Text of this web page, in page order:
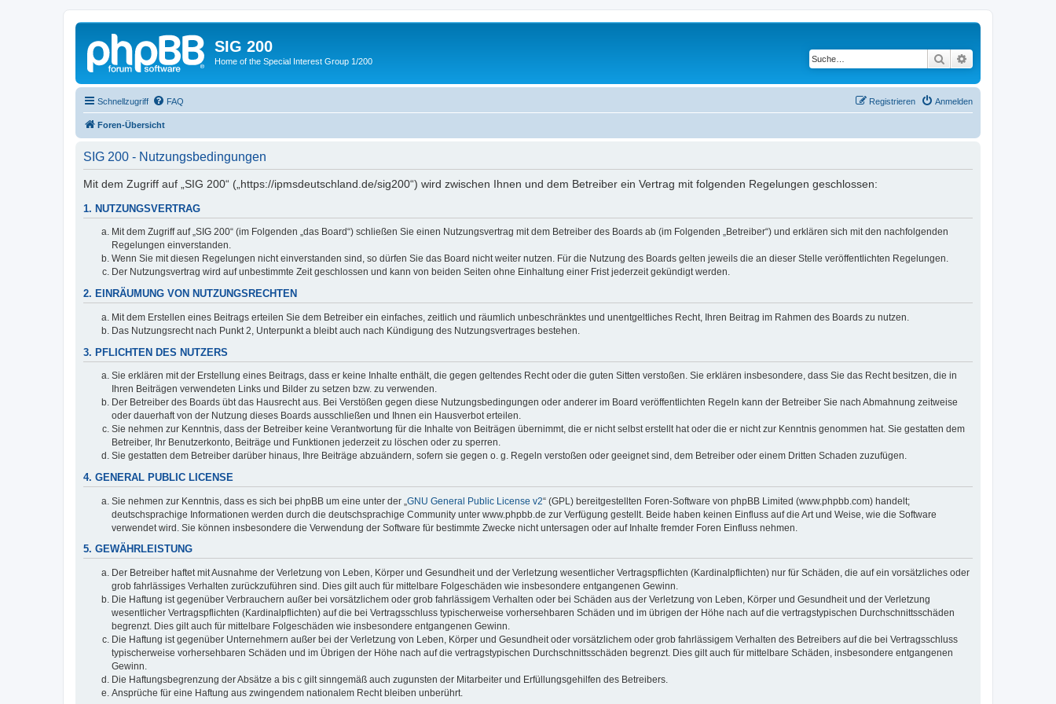
SIG 200
Home of the Special Interest Group 1/200 Suche
Schnellzugriff FAQ Anmelden
Registrieren
Foren-Übersicht
SIG 200 - Nutzungsbedingungen
Mit dem Zugriff auf „SIG 200“ („https://ipmsdeutschland.de/sig200“) wird zwischen Ihnen und dem Betreiber ein Vertrag mit folgenden Regelungen geschlossen:
1. NUTZUNGSVERTRAG
Mit dem Zugriff auf „SIG 200“ (im Folgenden „das Board“) schließen Sie einen Nutzungsvertrag mit dem Betreiber des Boards ab (im Folgenden „Betreiber“) und erklären sich mit den nachfolgenden
Regelungen einverstanden.
Wenn Sie mit diesen Regelungen nicht einverstanden sind, so dürfen Sie das Board nicht weiter nutzen. Für die Nutzung des Boards gelten jeweils die an dieser Stelle veröffentlichten Regelungen.
Der Nutzungsvertrag wird auf unbestimmte Zeit geschlossen und kann von beiden Seiten ohne Einhaltung einer Frist jederzeit gekündigt werden.
2. EINRÄUMUNG VON NUTZUNGSRECHTEN
Mit dem Erstellen eines Beitrags erteilen Sie dem Betreiber ein einfaches, zeitlich und räumlich unbeschränktes und unentgeltliches Recht, Ihren Beitrag im Rahmen des Boards zu nutzen.
Das Nutzungsrecht nach Punkt 2, Unterpunkt a bleibt auch nach Kündigung des Nutzungsvertrages bestehen.
3. PFLICHTEN DES NUTZERS
Sie erklären mit der Erstellung eines Beitrags, dass er keine Inhalte enthält, die gegen geltendes Recht oder die guten Sitten verstoßen. Sie erklären insbesondere, dass Sie das Recht besitzen, die in
Ihren Beiträgen verwendeten Links und Bilder zu setzen bzw. zu verwenden.
Der Betreiber des Boards übt das Hausrecht aus. Bei Verstößen gegen diese Nutzungsbedingungen oder anderer im Board veröffentlichten Regeln kann der Betreiber Sie nach Abmahnung zeitweise
oder dauerhaft von der Nutzung dieses Boards ausschließen und Ihnen ein Hausverbot erteilen.
Sie nehmen zur Kenntnis, dass der Betreiber keine Verantwortung für die Inhalte von Beiträgen übernimmt, die er nicht selbst erstellt hat oder die er nicht zur Kenntnis genommen hat. Sie gestatten dem
Betreiber, Ihr Benutzerkonto, Beiträge und Funktionen jederzeit zu löschen oder zu sperren.
Sie gestatten dem Betreiber darüber hinaus, Ihre Beiträge abzuändern, sofern sie gegen o. g. Regeln verstoßen oder geeignet sind, dem Betreiber oder einem Dritten Schaden zuzufügen.
4. GENERAL PUBLIC LICENSE
Sie nehmen zur Kenntnis, dass es sich bei phpBB um eine unter der „ GNU General Public License v2“ (GPL) bereitgestellten Foren-Software von phpBB Limited (www.phpbb.com) handelt;
deutschsprachige Informationen werden durch die deutschsprachige Community unter www.phpbb.de zur Verfügung gestellt. Beide haben keinen Einfluss auf die Art und Weise, wie die Software
verwendet wird. Sie können insbesondere die Verwendung der Software für bestimmte Zwecke nicht untersagen oder auf Inhalte fremder Foren Einfluss nehmen.
5. GEWÄHRLEISTUNG
Der Betreiber haftet mit Ausnahme der Verletzung von Leben, Körper und Gesundheit und der Verletzung wesentlicher Vertragspflichten (Kardinalpflichten) nur für Schäden, die auf ein vorsätzliches oder
grob fahrlässiges Verhalten zurückzuführen sind. Dies gilt auch für mittelbare Folgeschäden wie insbesondere entgangenen Gewinn.
Die Haftung ist gegenüber Verbrauchern außer bei vorsätzlichem oder grob fahrlässigem Verhalten oder bei Schäden aus der Verletzung von Leben, Körper und Gesundheit und der Verletzung
wesentlicher Vertragspflichten (Kardinalpflichten) auf die bei Vertragsschluss typischerweise vorhersehbaren Schäden und im übrigen der Höhe nach auf die vertragstypischen Durchschnittsschäden
begrenzt. Dies gilt auch für mittelbare Folgeschäden wie insbesondere entgangenen Gewinn.
Die Haftung ist gegenüber Unternehmern außer bei der Verletzung von Leben, Körper und Gesundheit oder vorsätzlichem oder grob fahrlässigem Verhalten des Betreibers auf die bei Vertragsschluss
typischerweise vorhersehbaren Schäden und im Übrigen der Höhe nach auf die vertragstypischen Durchschnittsschäden begrenzt. Dies gilt auch für mittelbare Schäden, insbesondere entgangenen
Gewinn.
Die Haftungsbegrenzung der Absätze a bis c gilt sinngemäß auch zugunsten der Mitarbeiter und Erfüllungsgehilfen des Betreibers.
Ansprüche für eine Haftung aus zwingendem nationalem Recht bleiben unberührt.